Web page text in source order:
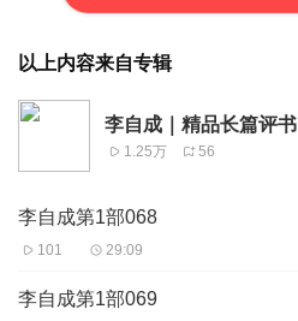
以上内容来自专辑
李自成｜精品长篇评书
1.25万 56
李自成第1部068
101 29:09
李自成第1部069